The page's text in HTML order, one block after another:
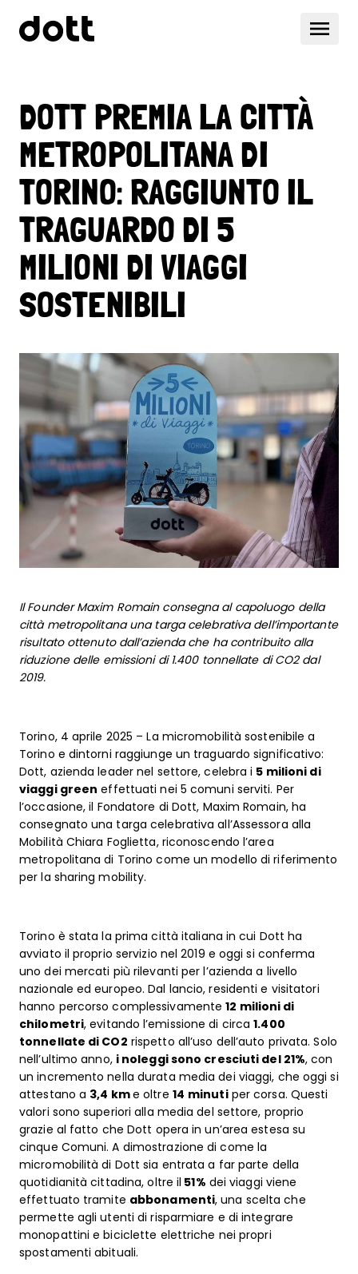
DOTT PREMIA LA CITTÀ
METROPOLITANA DI
TORINO: RAGGIUNTO IL
TRAGUARDO DI 5
MILIONI DI VIAGGI
SOSTENIBILI
Il Founder Maxim Romain consegna al capoluogo della
città metropolitana una targa celebrativa dell’importante
risultato ottenuto dall’azienda che ha contribuito alla
riduzione delle emissioni di 1.400 tonnellate di CO2 dal
2019.
Torino, 4 aprile 2025 – La micromobilità sostenibile a
Torino e dintorni raggiunge un traguardo significativo:
Dott, azienda leader nel settore, celebra i 5 milioni di
viaggi green effettuati nei 5 comuni serviti. Per
l’occasione, il Fondatore di Dott, Maxim Romain, ha
consegnato una targa celebrativa all’Assessora alla
Mobilità Chiara Foglietta, riconoscendo l’area
metropolitana di Torino come un modello di riferimento
per la sharing mobility.
Torino è stata la prima città italiana in cui Dott ha
avviato il proprio servizio nel 2019 e oggi si conferma
uno dei mercati più rilevanti per l’azienda a livello
nazionale ed europeo. Dal lancio, residenti e visitatori
hanno percorso complessivamente12 milioni di
chilometri, evitando l’emissione di circa1.400
tonnellate di CO2 rispetto all’uso dell’auto privata. Solo
nell’ultimo anno, i noleggi sono cresciuti del 21%, con
un incremento nella durata media dei viaggi, che oggi si
attestano a 3,4 kme oltre 14 minutiper corsa. Questi
valori sono superiori alla media del settore, proprio
grazie al fatto che Dott opera in un’area estesa su
cinque Comuni. A dimostrazione di come la
micromobilità di Dott sia entrata a far parte della
quotidianità cittadina, oltre il 51% dei viaggi viene
effettuato tramite abbonamenti, una scelta che
permette agli utenti di risparmiare e di integrare
monopattini e biciclette elettriche nei propri
spostamenti abituali.